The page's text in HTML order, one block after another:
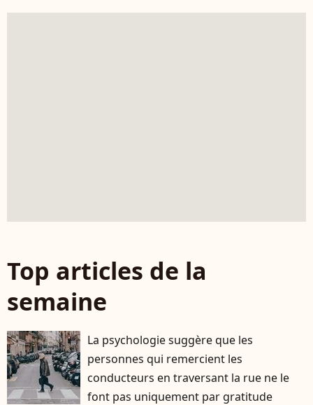
Top articles de la
semaine
La psychologie suggère que les
personnes qui remercient les
conducteurs en traversant la rue ne le
font pas uniquement par gratitude